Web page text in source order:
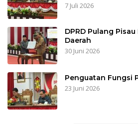
7 Juli 2026
DPRD Pulang
Daerah
30 Juni 2026
Penguatan Fungsi
23 Juni 2026